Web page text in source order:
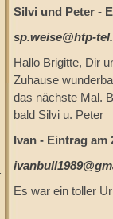
Silvi und Peter -
sp.weise@htp-
Hallo Brigitte, Dir
Zuhause
das nächste Mal.
bald Silvi u. Peter
Ivan - Eintrag am
Es war ein toller